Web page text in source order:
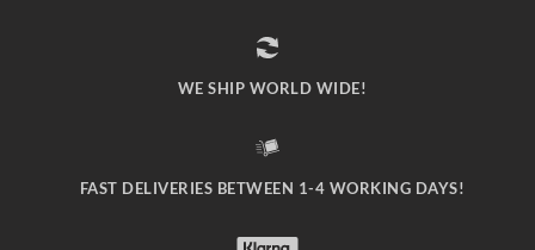
WE SHIP WORLD WIDE!
FAST DELIVERIES BETWEEN 1-4 WORKING DAYS!